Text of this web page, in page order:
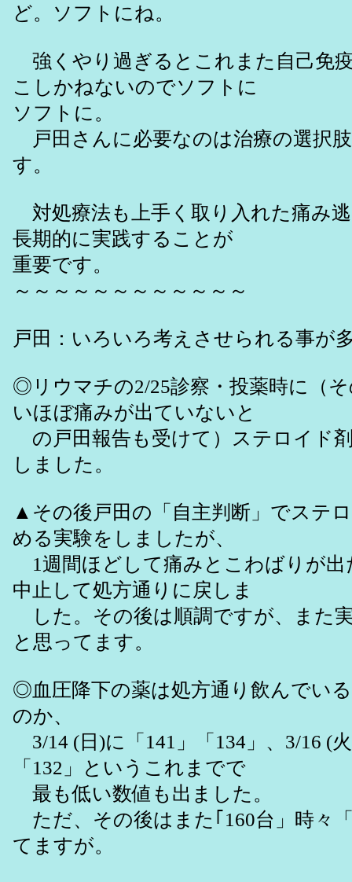
ど。ソフトにね。
強くやり過ぎるとこれまた自己免
こしかねないのでソフトに
ソフトに。
戸田さんに必要なのは治療の選択
す。
対処療法も上手く取り入れた痛み
長期的に実践することが
重要です。
～～～～～～～～～～～～
戸田：いろいろ考えさせられる事が
◎リウマチの2/25診察・投薬時に（
いほぼ痛みが出ていないと
の戸田報告も受けて）ステロイド
しました。
▲その後戸田の「自主判断」でステ
める実験をしましたが、
1週間ほどして痛みとこわばりが出
中止して処方通りに戻しま
した。その後は順調ですが、また
と思ってます。
◎血圧降下の薬は処方通り飲んでい
のか、
3/14 (日)に「141」「134」、3/16 (
「132」というこれまでで
最も低い数値も出ました。
ただ、その後はまた｢160台」時々
てますが。